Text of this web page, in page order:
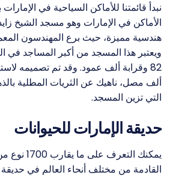
نبدأ قائمتنا للأماكن السياحية في
الأماكن في الإمارات وهو مسجد الشيخ
هندسية مميزة، حيث برع المهندسون
ويعتبر هذا المسجد من أكبر المساجد في
التي تزين المسجد.
حديقة الإمارات للحيوانات
يمكنك
القادمة من مختلف أنحاء العالم في